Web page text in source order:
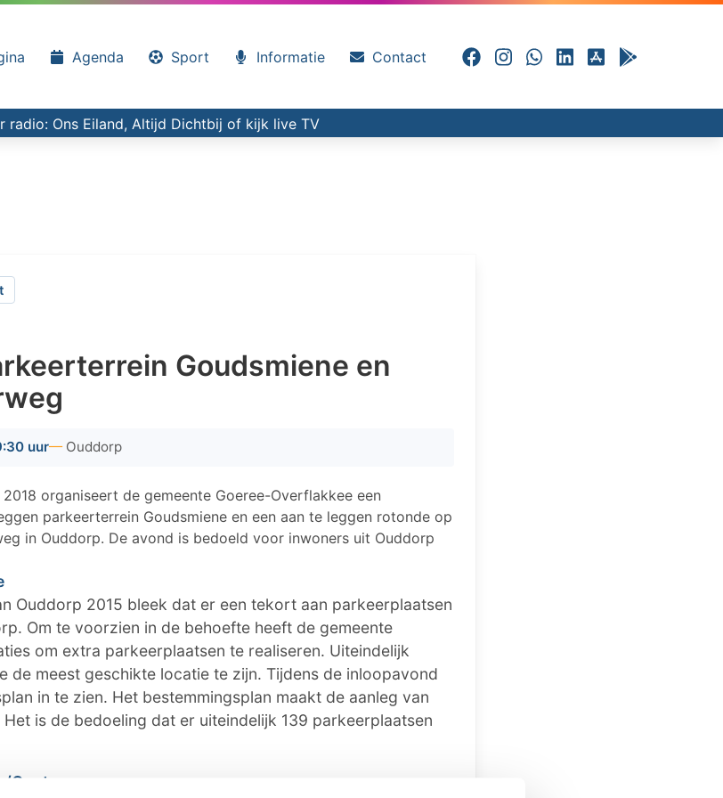
Agenda Sport Informatie Contact
radio: Ons Eiland, Altijd Dichtbij of kijk live TV
Goudsmiene en
uur Ouddorp
organiseert de gemeente Goeree-Overflakkee een
parkeerterrein Goudsmiene en een aan te leggen rotonde op
in Ouddorp. De avond is bedoeld voor inwoners uit Ouddorp
Ouddorp 2015 bleek dat er een tekort aan parkeerplaatsen
Om te voorzien in de behoefte heeft de gemeente
om extra parkeerplaatsen te realiseren. Uiteindelijk
de meest geschikte locatie te zijn. Tijdens de inloopavond
in te zien. Het bestemmingsplan maakt de aanleg van
is de bedoeling dat er uiteindelijk 139 parkeerplaatsen
Oosterweg